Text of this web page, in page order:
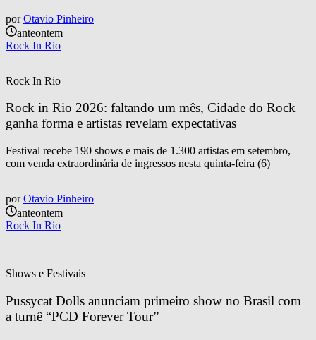
por Otavio Pinheiro
anteontem
Rock In Rio
Rock In Rio
Rock in Rio 2026: faltando um mês, Cidade do Rock
ganha forma e artistas revelam expectativas
Festival recebe 190 shows e mais de 1.300 artistas em setembro,
com venda extraordinária de ingressos nesta quinta-feira (6)
por Otavio Pinheiro
anteontem
Rock In Rio
Shows e Festivais
Pussycat Dolls anunciam primeiro show no Brasil com
a turnê “PCD Forever Tour”